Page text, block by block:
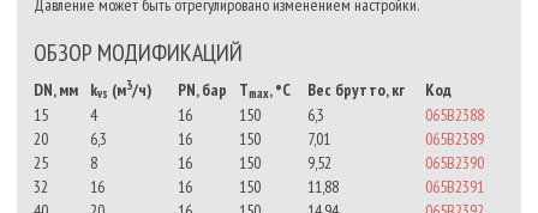
Давление может быть отрегулировано изменением настройки.
ОБЗОР МОДИФИКАЦИЙ
DN, мм kvs (м3/ч) PN, бар Tmax, °C Вес брутто, кг
Код
15
4 16 150 6,3
065B2388
20
6,3 16 150 7,01
065B2389
25
8 16 150 9,52
065B2390
32
16 16 150 11,88
065B2391